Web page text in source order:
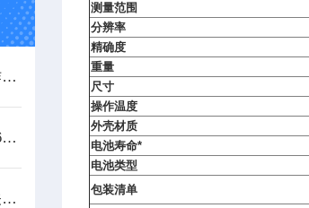
测量范围
分辨率
精确度
重量
尺寸
操作温度
外壳材质
电池寿命*
电池类型
包装清单
脉冲式匝间测试仪的工作原理及应用领域深入探讨
美国狄夫斯高DeFelsko 6000型涂镀层测厚仪选购指南
功率计在电气测试中的关键角色